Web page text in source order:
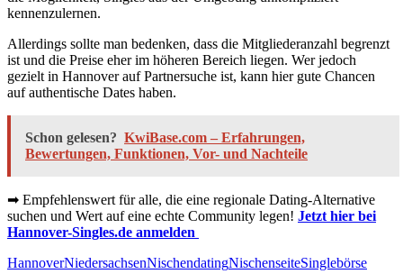
kennenzulernen.
Allerdings sollte man bedenken, dass die Mitgliederanzahl begrenzt
ist und die Preise eher im höheren Bereich liegen. Wer jedoch
gezielt in Hannover auf Partnersuche ist, kann hier gute Chancen
auf authentische Dates haben.
Schon gelesen? KwiBase.com – Erfahrungen,
Bewertungen, Funktionen, Vor- und Nachteile
➡ Empfehlenswert für alle, die eine regionale Dating-Alternative
suchen und Wert auf eine echte Community legen! Jetzt hier bei
Hannover-Singles.de anmelden
HannoverNiedersachsenNischendatingNischenseiteSinglebörse